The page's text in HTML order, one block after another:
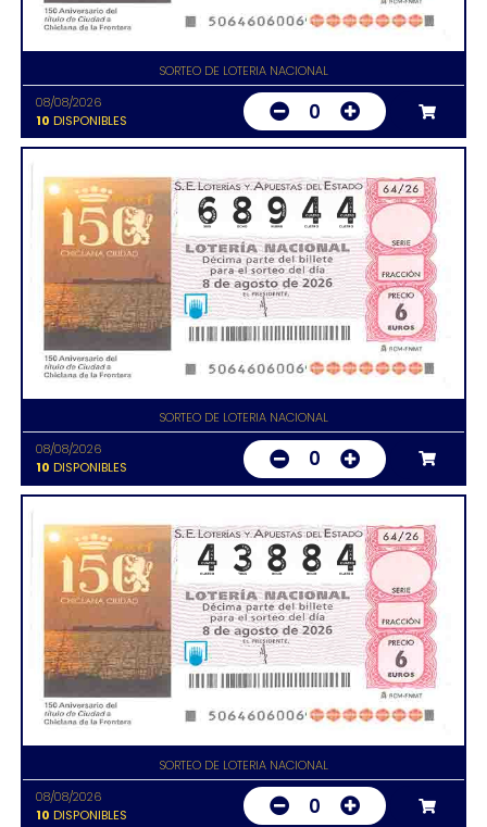
SORTEO DE LOTERIA NACIONAL
08/08/2026
10 DISPONIBLES 0
SORTEO DE LOTERIA NACIONAL
08/08/2026
10 DISPONIBLES 0
SORTEO DE LOTERIA NACIONAL
08/08/2026
10 DISPONIBLES 0